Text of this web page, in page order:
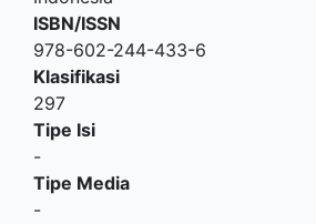
ISBN/ISSN
978-602-244-433-6
Klasifikasi
297
Tipe Isi
-
Tipe Media
-